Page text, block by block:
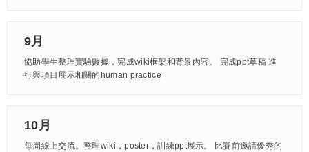
9月
協助學生整理實驗數據，完成wiki框架和背景內容。 完成ppt草稿 進
行與項目展示相關的human practice
10月
每周線上交流。整理wiki，poster，訓練ppt展示。 比賽前邀請優秀的